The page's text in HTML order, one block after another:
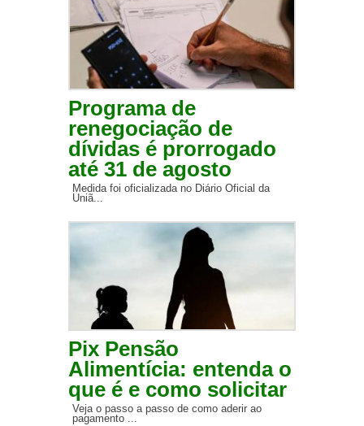
Programa de
renegociação de
dívidas é prorrogado
até 31 de agosto
Medida foi oficializada no Diário Oficial da
Uniã...
Pix Pensão
Alimentícia: entenda o
que é e como solicitar
Veja o passo a passo de como aderir ao
pagamento ...